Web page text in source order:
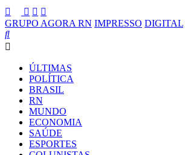
GRUPO AGORA RN IMPRESSO DIGITAL
ÚLTIMAS
POLÍTICA
BRASIL
RN
MUNDO
ECONOMIA
SAÚDE
ESPORTES